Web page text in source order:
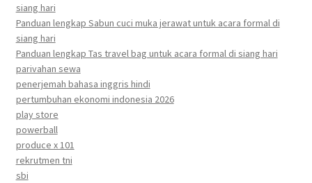
siang hari
Panduan lengkap Sabun cuci muka jerawat untuk acara formal di
siang hari
Panduan lengkap Tas travel bag untuk acara formal di siang hari
parivahan sewa
penerjemah bahasa inggris hindi
pertumbuhan ekonomi indonesia 2026
play store
powerball
produce x 101
rekrutmen tni
sbi